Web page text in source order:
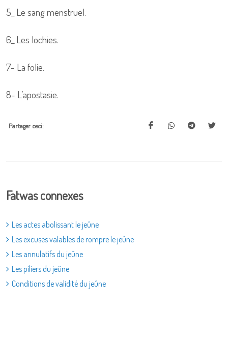
5_ Le sang menstruel.
6_ Les lochies.
7- La folie.
8- L’apostasie.
Partager ceci:
Fatwas connexes
Les actes abolissant le jeûne
Les excuses valables de rompre le jeûne
Les annulatifs du jeûne
Les piliers du jeûne
Conditions de validité du jeûne